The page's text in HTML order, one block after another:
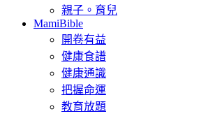
親子。育兒
MamiBible
開卷有益
健康食譜
健康通識
把握命運
教育放題